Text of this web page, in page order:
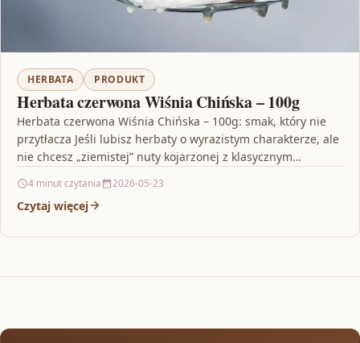
HERBATA PRODUKT
Herbata czerwona Wiśnia Chińska – 100g
Herbata czerwona Wiśnia Chińska – 100g: smak, który nie
przytłacza Jeśli lubisz herbaty o wyrazistym charakterze, ale
nie chcesz „ziemistej” nuty kojarzonej z klasycznym…
4 minut czytania 2026-05-23
Czytaj więcej